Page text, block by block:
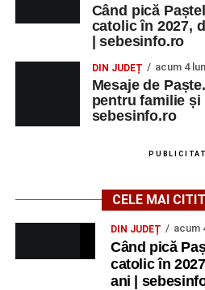
Când pică
catolic în 2027,
| sebesinfo.ro
DIN JUDEȚ acum 4
Mesaje de
pentru familie și
sebesinfo.ro
CELE MAI
DIN JUDEȚ acum
Când pică
catolic în
ani |